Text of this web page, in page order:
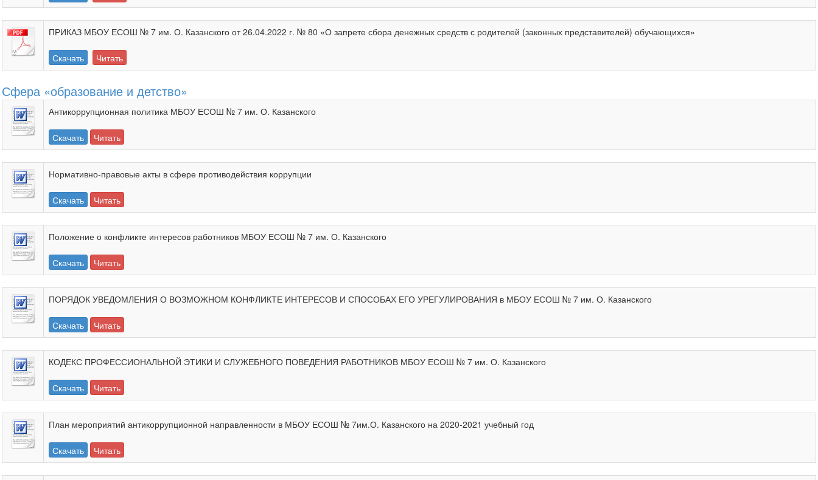
ПРИКАЗ МБОУ ЕСОШ № 7 им. О. Казанского от 26.04.2022 г. № 80 «О запрете сбора денежных средств с родителей (законных представителей) обучающихся»
Скачать Читать
Сфера «образование и детство»
Антикоррупционная политика МБОУ ЕСОШ № 7 им. О. Казанского
Скачать Читать
Нормативно-правовые акты в сфере противодействия коррупции
Скачать Читать
Положение о конфликте интересов работников МБОУ ЕСОШ № 7 им. О. Казанского
Скачать Читать
ПОРЯДОК УВЕДОМЛЕНИЯ О ВОЗМОЖНОМ КОНФЛИКТЕ ИНТЕРЕСОВ И СПОСОБАХ ЕГО УРЕГУЛИРОВАНИЯ в МБОУ ЕСОШ № 7 им. О. Казанского
Скачать Читать
КОДЕКС ПРОФЕССИОНАЛЬНОЙ ЭТИКИ И СЛУЖЕБНОГО ПОВЕДЕНИЯ РАБОТНИКОВ МБОУ ЕСОШ № 7 им. О. Казанского
Скачать Читать
План мероприятий антикоррупционной направленности в МБОУ ЕСОШ № 7им.О. Казанского на 2020-2021 учебный год
Скачать Читать